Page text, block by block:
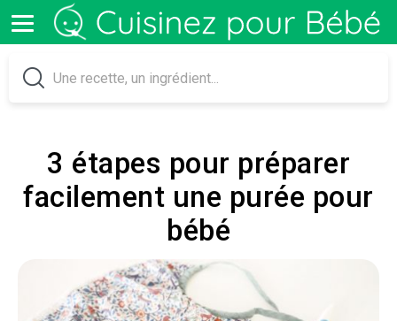
3 étapes pour préparer
facilement une purée pour
bébé